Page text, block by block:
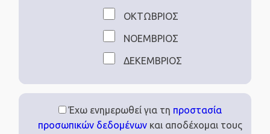
ΟΚΤΩΒΡΙΟΣ
ΝΟΕΜΒΡΙΟΣ
ΔΕΚΕΜΒΡΙΟΣ
Έχω ενημερωθεί για τη προστασία
προσωπικών δεδομένωνκαι αποδέχομαι τους